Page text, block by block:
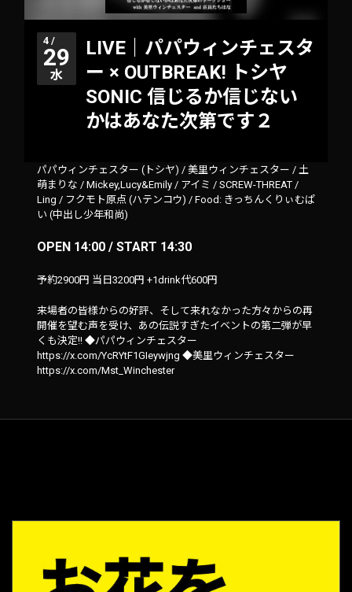
4 /
29
水
LIVE｜パパウィンチェスタ
ー × OUTBREAK! トシヤ
SONIC 信じるか信じない
かはあなた次第です２
パパウィンチェスター (トシヤ) / 美里ウィンチェスター / 土
萌まりな / Mickey,Lucy&Emily / アイミ / SCREW-THREAT /
Ling / フクモト原点 (ハテンコウ) / Food: きっちんくりぃむぱ
い (中出し少年和尚)
OPEN 14:00 / START 14:30
予約2900円 当日3200円 +1drink代600円
来場者の皆様からの好評、そして来れなかった方々からの再
開催を望む声を受け、あの伝説すぎたイベントの第二弾が早
くも決定!! ◆パパウィンチェスター
https://x.com/YcRYtF1GIeywjng ◆美里ウィンチェスター
https://x.com/Mst_Winchester